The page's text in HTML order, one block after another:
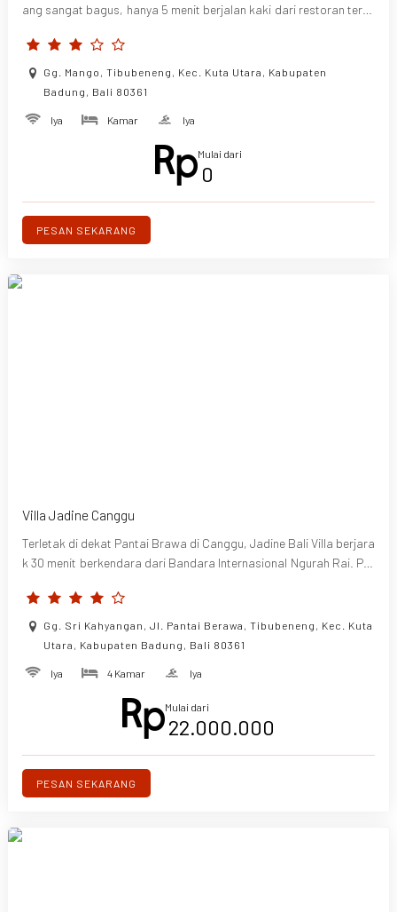
ang sangat bagus, hanya 5 menit berjalan kaki dari restoran terke
Gg. Mango, Tibubeneng, Kec. Kuta Utara, Kabupaten
Badung, Bali 80361
Iya Kamar Iya
Mulai dari
0
PESAN SEKARANG
Villa Jadine Canggu
Terletak di dekat Pantai Brawa di Canggu, Jadine Bali Villa berjara
k 30 menit berkendara dari Bandara Internasional Ngurah Rai. Pro
Gg. Sri Kahyangan, Jl. Pantai Berawa, Tibubeneng, Kec. Kuta
Utara, Kabupaten Badung, Bali 80361
Iya 4 Kamar Iya
Mulai dari
22.000.000
PESAN SEKARANG